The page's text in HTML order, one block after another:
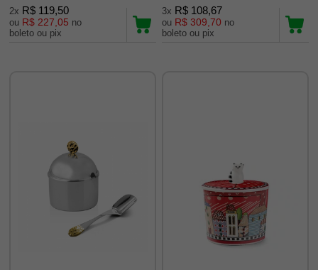
2x R$ 119,50
ou R$ 227,05 no
boleto ou pix
3x R$ 108,67
ou R$ 309,70 no
boleto ou pix